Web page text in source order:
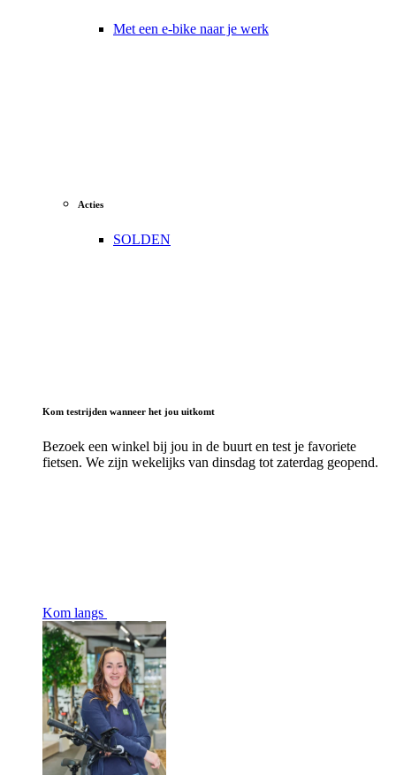
Met een e-bike naar je werk
Acties
SOLDEN
Kom testrijden wanneer het jou uitkomt
Bezoek een winkel bij jou in de buurt en test je favoriete
fietsen. We zijn wekelijks van dinsdag tot zaterdag geopend.
Kom langs